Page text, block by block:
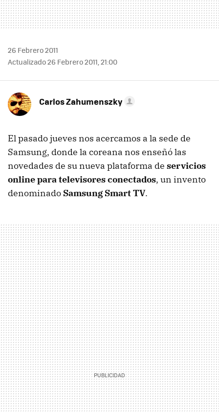
26 Febrero 2011
Actualizado 26 Febrero 2011, 21:00
Carlos Zahumenszky
El pasado jueves nos acercamos a la sede de
Samsung, donde la coreana nos enseñó las
novedades de su nueva plataforma de servicios
online para televisores conectados, un invento
denominado Samsung Smart TV.